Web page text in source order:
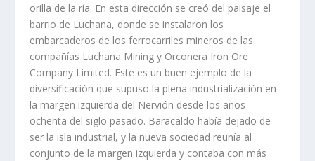
orilla de la rí­a. En esta dirección se creó del paisaje el
barrio de Luchana, donde se instalaron los
embarcaderos de los ferrocarriles mineros de las
compañí­as Luchana Mining y Orconera Iron Ore
Company Limited. Este es un buen ejemplo de la
diversificación que supuso la plena industrialización en
la margen izquierda del Nervión desde los años
ochenta del siglo pasado. Baracaldo habí­a dejado de
ser la isla industrial, y la nueva sociedad reuní­a al
conjunto de la margen izquierda y contaba con más